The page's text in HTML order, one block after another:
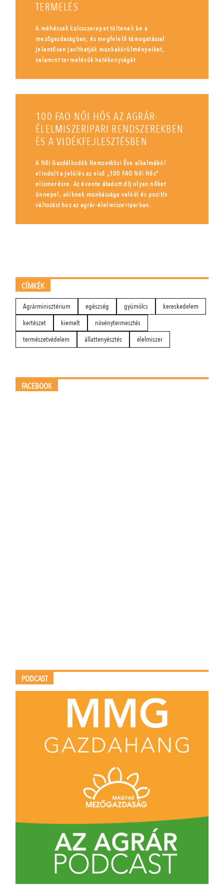
TERMELÉS
A méhészek kulcsszerepet töltenek be a
mezőgazdaságban, és megfelelő támogatással
jelentősen javíthatják munkakörülményeiket,
valamint termelésük hatékonyságát.
100 FAO NŐI HŐS AZ AGRÁR-
ÉLELMISZERIPARI RENDSZEREKBEN
ÉS A VIDÉKFEJLESZTÉSBEN
A Női Gazdálkodók Nemzetközi Éve alkalmából
elindult a jelölés az első „100 FAO Női Hős”
elismerésre. Az évente átadott díj olyan nőket
ünnepel, akiknek munkássága valódi és pozitív
változást hoz az agrár-élelmiszeriparban.
CÍMKÉK
Agrárminisztérium egészség gyümölcs
kereskedelem
kertészet
kiemelt
növénytermesztés
természetvédelem
állattenyésztés élelmiszer
FACEBOOK
PODCAST